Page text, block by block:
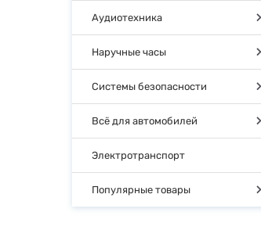
Аудиотехника
Наручные часы
Системы безопасности
Всё для автомобилей
Электротранспорт
Популярные товары